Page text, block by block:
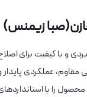
کاربردی و با کیفیت برای
عملکردی پایدار
را با